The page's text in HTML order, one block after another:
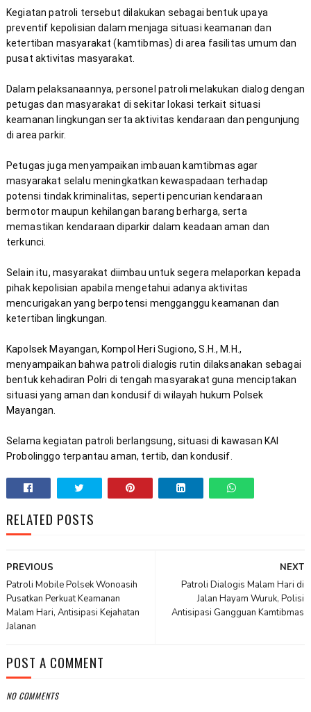
Kegiatan patroli tersebut dilakukan sebagai bentuk upaya
preventif kepolisian dalam menjaga situasi keamanan dan
ketertiban masyarakat (kamtibmas) di area fasilitas umum dan
Dalam pelaksanaannya, personel patroli melakukan dialog dengan
petugas dan masyarakat di sekitar lokasi terkait situasi
keamanan lingkungan serta aktivitas kendaraan dan pengunjung
Petugas juga menyampaikan imbauan kamtibmas agar
masyarakat selalu meningkatkan kewaspadaan terhadap
potensi tindak kriminalitas, seperti pencurian kendaraan
bermotor maupun kehilangan barang berharga, serta
memastikan kendaraan diparkir dalam keadaan aman dan
Selain itu, masyarakat diimbau untuk segera melaporkan kepada
pihak kepolisian apabila mengetahui adanya aktivitas
mencurigakan yang berpotensi mengganggu keamanan dan
Kapolsek Mayangan, Kompol Heri Sugiono, S.H., M.H.,
menyampaikan bahwa patroli dialogis rutin dilaksanakan sebagai
bentuk kehadiran Polri di tengah masyarakat guna menciptakan
situasi yang aman dan kondusif di wilayah hukum Polsek
Selama kegiatan patroli berlangsung, situasi di kawasan KAI
Probolinggo terpantau aman, tertib, dan kondusif.
RELATED POSTS
NEXT
Patroli Dialogis Malam Hari di
Jalan Hayam Wuruk, Polisi
Antisipasi Gangguan Kamtibmas
PREVIOUS
Patroli Mobile Polsek Wonoasih
Pusatkan Perkuat Keamanan
Malam Hari, Antisipasi Kejahatan
Jalanan
POST A COMMENT
NO COMMENTS